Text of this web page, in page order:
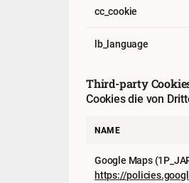
cc_cookie
lb_language
Third-party
Cookies die von
NAME
Google Maps
https://